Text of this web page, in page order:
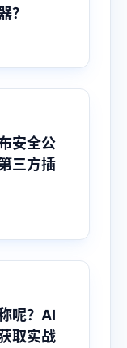
？
安全公
三方插
呢？AI
取实战